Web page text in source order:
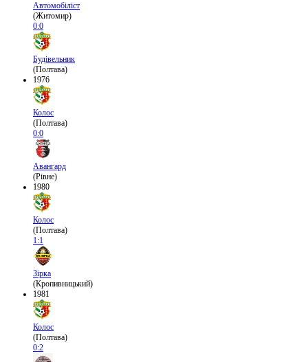
Автомобіліст
(Житомир)
0:0
Будівельник
(Полтава)
1976
Колос
(Полтава)
0:0
Авангард
(Рівне)
1980
Колос
(Полтава)
1:1
Зірка
(Кропивницький)
1981
Колос
(Полтава)
0:2